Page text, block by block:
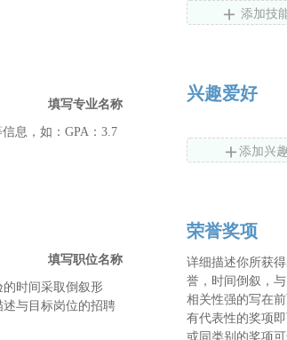
添加技
兴趣爱好
添加兴
荣誉奖项